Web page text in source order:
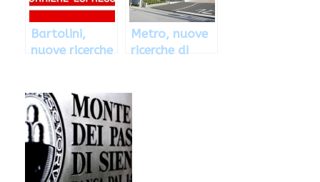
Bartolini,
nuove ricerche
Metro, nuove
ricerche di